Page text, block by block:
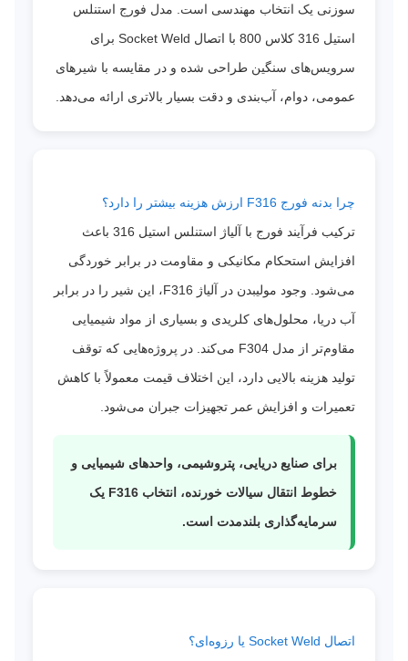
سوزنی یک انتخاب مهندسی است. مدل فورج استنلس
استیل 316 کلاس 800 با اتصال Socket Weld برای
سرویس‌های سنگین طراحی شده و در مقایسه با شیرهای
عمومی، دوام، آب‌بندی و دقت بسیار بالاتری ارائه می‌دهد.
چرا بدنه فورج F316 ارزش هزینه بیشتر را دارد؟
ترکیب فرآیند فورج با آلیاژ استنلس استیل 316 باعث
افزایش استحکام مکانیکی و مقاومت در برابر خوردگی
می‌شود. وجود مولیبدن در آلیاژ F316، این شیر را در برابر
آب دریا، محلول‌های کلریدی و بسیاری از مواد شیمیایی
مقاوم‌تر از مدل F304 می‌کند. در پروژه‌هایی که توقف
تولید هزینه بالایی دارد، این اختلاف قیمت معمولاً با کاهش
تعمیرات و افزایش عمر تجهیزات جبران می‌شود.
برای صنایع دریایی، پتروشیمی، واحدهای شیمیایی و
خطوط انتقال سیالات خورنده، انتخاب F316 یک
سرمایه‌گذاری بلندمدت است.
اتصال Socket Weld یا رزوه‌ای؟